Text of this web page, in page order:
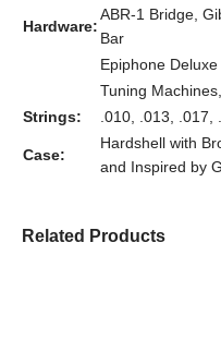
Hardware:
ABR-1 Bridge,
Bar
Epiphone
Tuning
Strings:
.010, .013, .017,
Case:
Hardshell with
and Inspired by
Related Products